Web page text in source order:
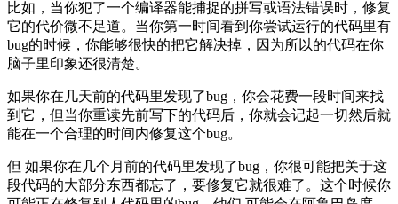
比如，当你犯了一个编译器能捕捉的拼写或语法错误时，修复
它的代价微不足道。当你第一时间看到你尝试运行的代码里有
bug的时候，你能够很快的把它解决掉，因为所以的代码在你
脑子里印象还很清楚。
如果你在几天前的代码里发现了bug，你会花费一段时间来找
到它，但当你重读先前写下的代码后，你就会记起一切然后就
能在一个合理的时间内修复这个bug。
但 如果你在几个月前的代码里发现了bug，你很可能把关于这
段代码的大部分东西都忘了，要修复它就很难了。这个时候你